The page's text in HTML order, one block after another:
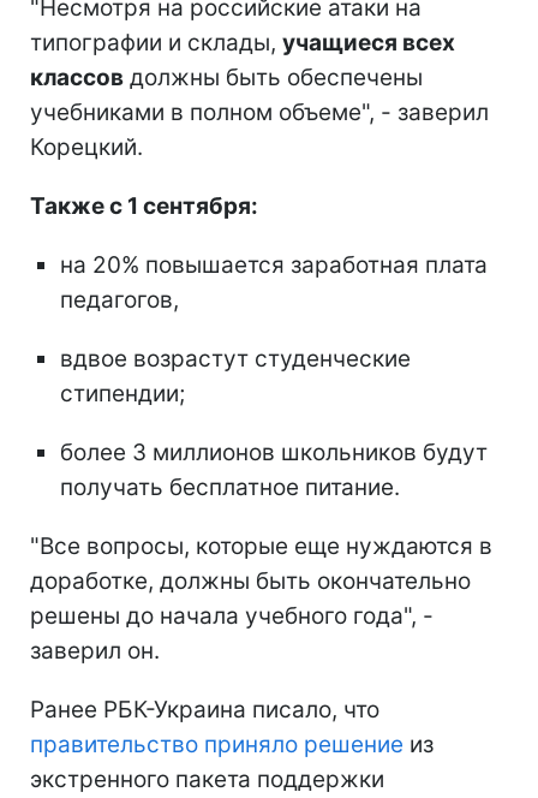
"Несмотря на российские атаки на
типографии и склады, учащиеся всех
классов должны быть обеспечены
учебниками в полном объеме", - заверил
Корецкий.
Также с 1 сентября:
на 20% повышается заработная плата
педагогов,
вдвое возрастут студенческие
стипендии;
более 3 миллионов школьников будут
получать бесплатное питание.
"Все вопросы, которые еще нуждаются в
доработке, должны быть окончательно
решены до начала учебного года", -
заверил он.
Ранее РБК-Украина писало, что
правительство приняло решение из
экстренного пакета поддержки